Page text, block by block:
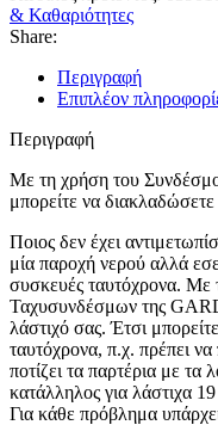
& Καθαριότητες
Share:
Περιγραφή
Επιπλέον
Περιγραφή
Με τη χρήση του
μπορείτε να
Ποιος δεν έχει
μία παροχή νερού αλλά
συσκευές ταυτόχρονα.
Ταχυσυνδέσμων της
λάστιχό σας. Έτσι
ταυτόχρονα, π.χ. πρέπει να
ποτίζει τα παρτέρια με
κατάλληλος για λάστιχα
Για κάθε πρόβλημα